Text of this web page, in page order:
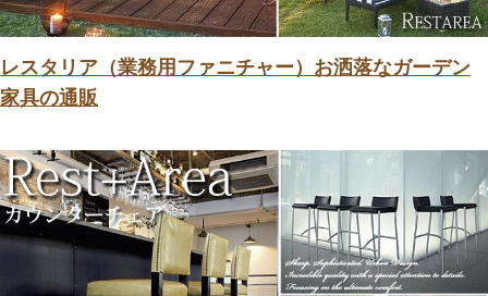
レスタリア（業務用ファニチャー）お洒落なガーデン
家具の通販